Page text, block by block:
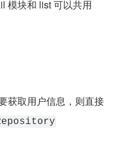
模块和 list 可以共用
获取用户信息，则直接